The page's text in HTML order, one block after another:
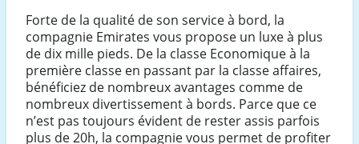
Forte de la qualité de son service à bord, la
compagnie Emirates vous propose un luxe à plus
de dix mille pieds. De la classe Economique à la
première classe en passant par la classe affaires,
bénéficiez de nombreux avantages comme de
nombreux divertissement à bords. Parce que ce
n’est pas toujours évident de rester assis parfois
plus de 20h, la compagnie vous permet de profiter